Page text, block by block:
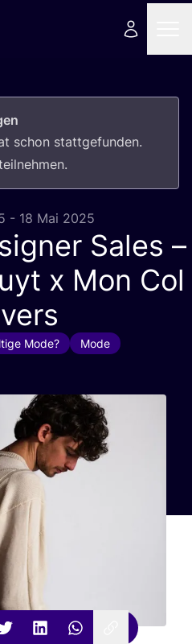
schon statt­ge­fun­den.
- 18 Mai 2025
Sales –
x Mon Col
Mode? Mode